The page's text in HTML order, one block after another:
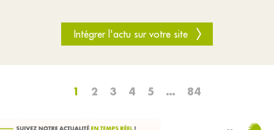
Intégrer l'actu sur votre site
1 2 3 4 5 … 84